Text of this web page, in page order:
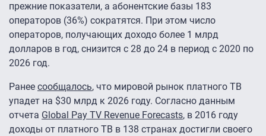
прежние показатели, а абонентские базы 183
операторов (36%) сократятся. При этом число
операторов, получающих доходо более 1 млрд
долларов в год, снизится с 28 до 24 в период с 2020 по
2026 год.
Ранее сообщалось, что мировой рынок платного ТВ
упадет на $30 млрд к 2026 году. Согласно данным
отчета Global Pay TV Revenue Forecasts, в 2016 году
доходы от платного ТВ в 138 странах достигли своего